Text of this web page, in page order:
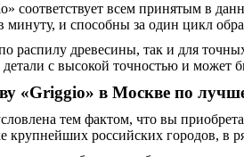
соответствует всем принятым в
и способны за один цикл
распилу древесины, так и для
с высокой точностью и
«Griggio» в Москве по
тем фактом, что вы
российских городов, в